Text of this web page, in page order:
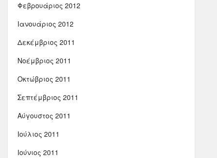
Φεβρουάριος 2012
Ιανουάριος 2012
Δεκέμβριος 2011
Νοέμβριος 2011
Οκτώβριος 2011
Σεπτέμβριος 2011
Αύγουστος 2011
Ιούλιος 2011
Ιούνιος 2011